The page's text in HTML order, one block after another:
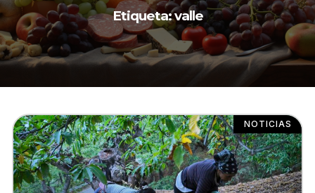
Etiqueta: valle
NOTICIAS